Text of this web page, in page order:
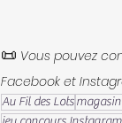
📜 Vous pouvez
Facebook et
Au Fil des Lots